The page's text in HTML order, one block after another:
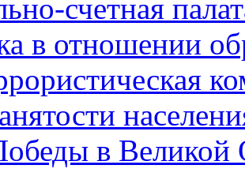
счетная
в отношении
в Великой